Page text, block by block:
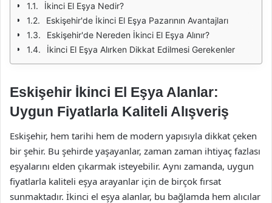
İkinci El Eşya Nedir?
Eskişehir'de İkinci El Eşya Pazarının Avantajları
Eskişehir'de Nereden İkinci El Eşya Alınır?
İkinci El Eşya Alırken Dikkat Edilmesi Gerekenler
Eskişehir İkinci El Eşya Alanlar:
Uygun Fiyatlarla Kaliteli Alışveriş
Eskişehir, hem tarihi hem de modern yapısıyla dikkat çeken
bir şehir. Bu şehirde yaşayanlar, zaman zaman ihtiyaç fazlası
eşyalarını elden çıkarmak isteyebilir. Aynı zamanda, uygun
fiyatlarla kaliteli eşya arayanlar için de birçok fırsat
sunmaktadır. İkinci el eşya alanlar, bu bağlamda hem alıcılar